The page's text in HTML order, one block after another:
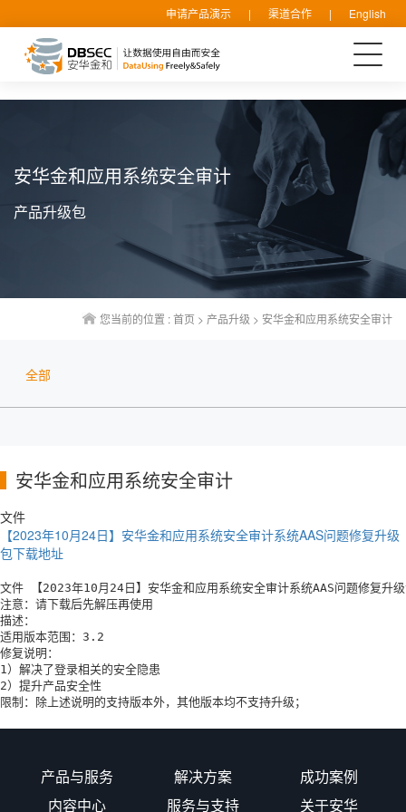
申请产品演示 | 渠道合作 | English
安华金和应用系统安全审计
产品升级包
您当前的位置 :首页 > 产品升级 > 安华金和应用系统安全审计
全部
安华金和应用系统安全审计
文件
【2023年10月24日】安华金和应用系统安全审计系统AAS问题修复升级
包下载地址
文件 【2023年10月24日】安华金和应用系统安全审计系统AAS问题修复升
注意：请下载后先解压再使用
描述：
适用版本范围：3.2
修复说明：
1）解决了登录相关的安全隐患
2）提升产品安全性
限制：除上述说明的支持版本外，其他版本均不支持升级；
产品与服务 解决方案
成功案例
内容中心
服务与支持 关于安华